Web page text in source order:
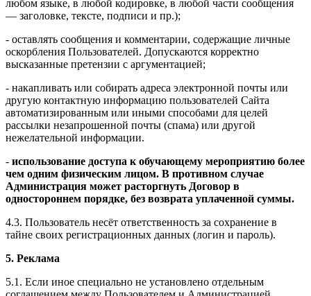
любом языке, в любой кодировке, в любой части сообщения
— заголовке, тексте, подписи и пр.);
- оставлять сообщения и комментарии, содержащие личные
оскорбления Пользователей. Допускаются корректно
высказанные претензии с аргументацией;
- накапливать или собирать адреса электронной почты или
другую контактную информацию пользователей Сайта
автоматизированным или иными способами для целей
рассылки незапрошенной почты (спама) или другой
нежелательной информации.
- использование доступа к обучающему мероприятию более
чем одним физическим лицом. В противном случае
Администрация может расторгнуть Договор в
одностороннем порядке, без возврата уплаченной суммы.
4.3. Пользователь несёт ответственность за сохранение в
тайне своих регистрационных данных (логин и пароль).
5. Реклама
5.1. Если иное специально не установлено отдельным